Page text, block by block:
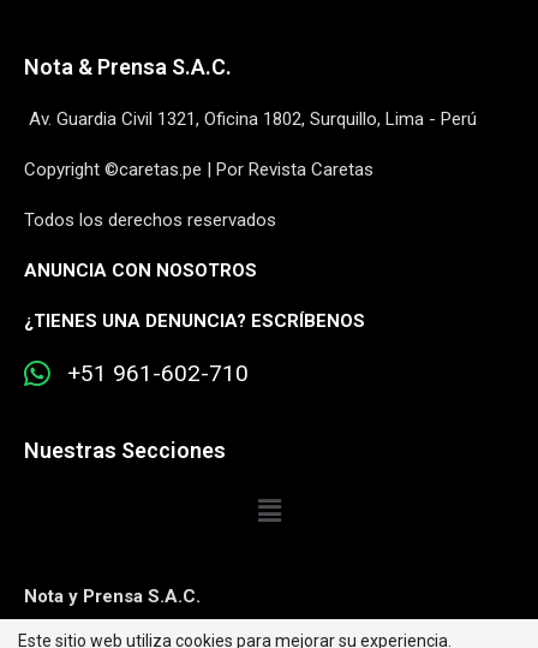
Nota & Prensa S.A.C.
Av. Guardia Civil 1321, Oficina 1802, Surquillo, Lima - Perú
Copyright ©caretas.pe | Por Revista Caretas
Todos los derechos reservados
ANUNCIA CON NOSOTROS
¿TIENES UNA DENUNCIA? ESCRÍBENOS
+51 961-602-710
Nuestras Secciones
Nota y Prensa S.A.C.
Este sitio web utiliza cookies para mejorar su experiencia.